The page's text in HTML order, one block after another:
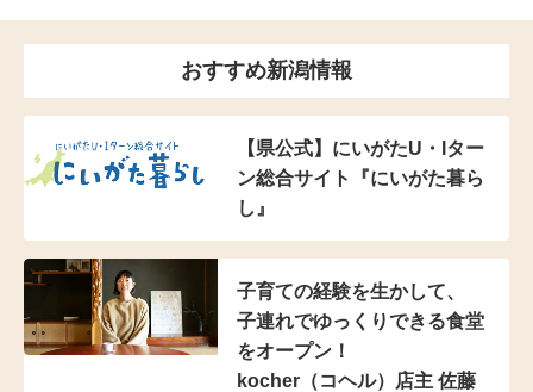
おすすめ新潟情報
【県公式】にいがたU・Iター
ン総合サイト『にいがた暮ら
し』
子育ての経験を生かして、
子連れでゆっくりできる食堂
をオープン！
kocher（コヘル）店主 佐藤